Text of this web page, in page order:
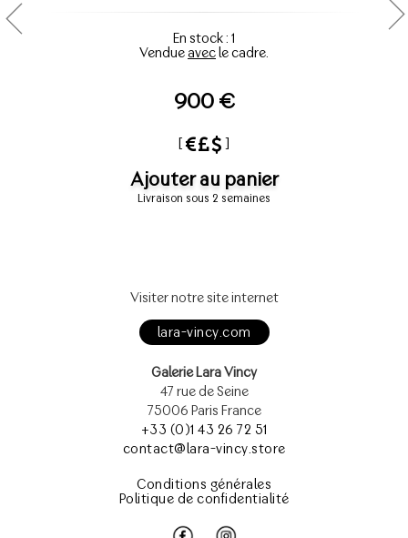
En stock : 1
Vendueavecle cadre.
900 €
[ ]
Ajouter au panier
Livraison sous 2 semaines
Visiter notre site internet
lara-vincy.com
Galerie Lara Vincy
47 rue de Seine
75006 Paris France
+33 (0)1 43 26 72 51
contact@lara-vincy.store
Conditions générales
Politique de confidentialité